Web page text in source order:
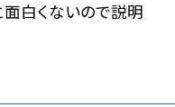
面白くないので説明